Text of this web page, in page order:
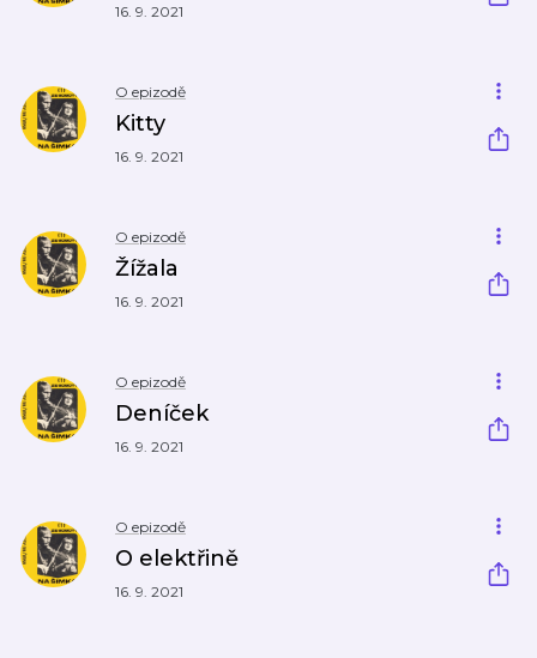
16. 9. 2021
O epizodě
Kitty
16. 9. 2021
O epizodě
Žížala
16. 9. 2021
O epizodě
Deníček
16. 9. 2021
O epizodě
O elektřině
16. 9. 2021